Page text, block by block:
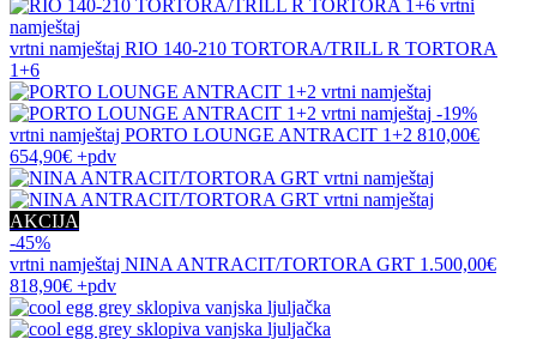
vrtni namještaj RIO 140-210 TORTORA/TRILL R TORTORA
1+6
-19%
vrtni namještaj PORTO LOUNGE ANTRACIT 1+2 810,00€
654,90€ +pdv
AKCIJA
-45%
vrtni namještaj NINA ANTRACIT/TORTORA GRT 1.500,00€
818,90€ +pdv